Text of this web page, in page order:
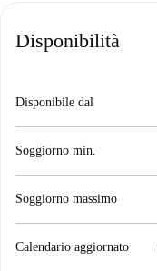
Disponibilità
Disponibile dal
Soggiorno min.
Soggiorno massimo
Calendario aggiornato